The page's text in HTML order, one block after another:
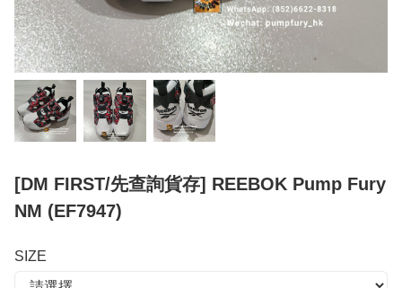
[DM FIRST/先查詢貨存] REEBOK Pump Fury
NM (EF7947)
SIZE